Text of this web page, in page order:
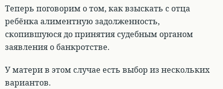
Теперь поговорим о том, как взыскать с отца
ребёнка алиментную задолженность,
скопившуюся до принятия судебным органом
заявления о банкротстве.
У матери в этом случае есть выбор из нескольких
вариантов.